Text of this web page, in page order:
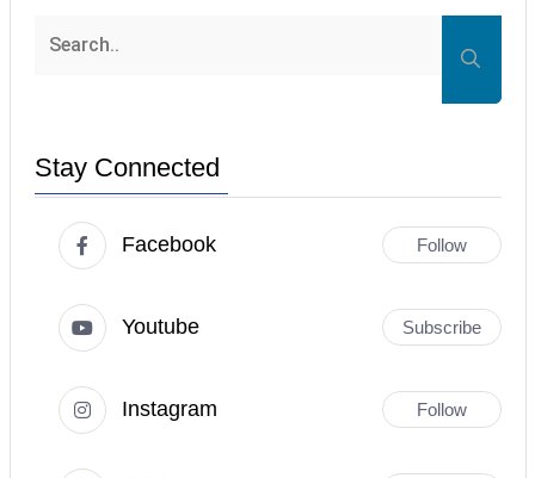
Stay Connected
Facebook Follow
Youtube Subscribe
Instagram Follow